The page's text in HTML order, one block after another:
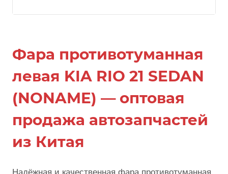
Фара противотуманная
левая KIA RIO 21 SEDAN
(NONAME) — оптовая
продажа автозапчастей
из Китая
Надёжная и качественная фара противотуманная